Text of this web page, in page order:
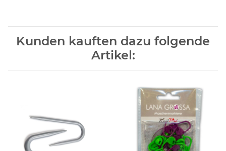
Kunden kauften dazu folgende
Artikel: